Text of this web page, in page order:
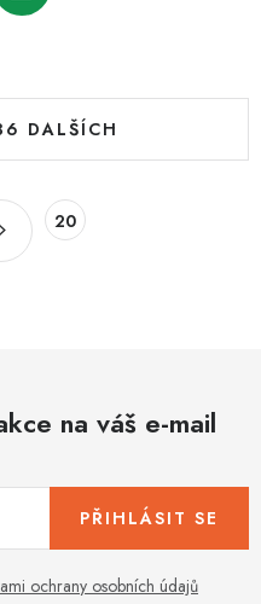
DALŠÍCH
20
na váš e-mail
ochrany osobních údajů
PŘIHLÁSIT SE